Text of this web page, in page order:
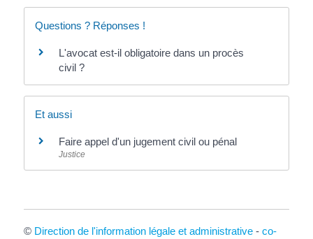
Questions ? Réponses !
L'avocat est-il obligatoire dans un procès
civil ?
Et aussi
Faire appel d'un jugement civil ou pénal
Justice
© Direction de l'information légale et administrative- co-